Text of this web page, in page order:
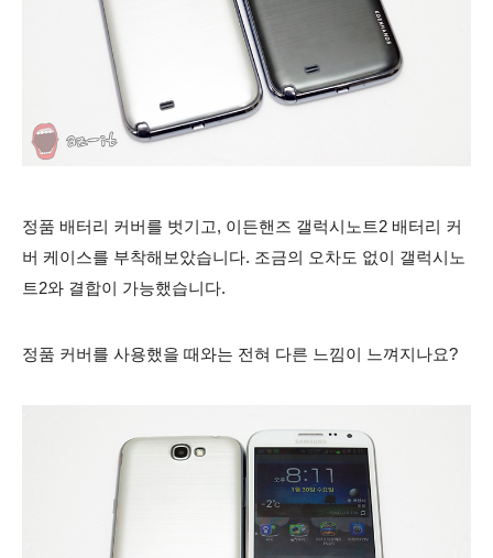
정품 배터리 커버를 벗기고, 이든핸즈 갤럭시노트2 배터리 커
버 케이스를 부착해보았습니다. 조금의 오차도 없이 갤럭시노
트2와 결합이 가능했습니다.
정품 커버를 사용했을 때와는 전혀 다른 느낌이 느껴지나요?